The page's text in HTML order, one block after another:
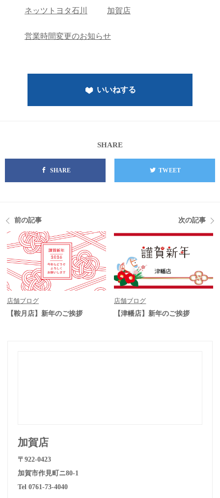
ネッツトヨタ石川 加賀店
営業時間変更のお知らせ
いいねする
SHARE
SHARE TWEET
前の記事
店舗ブログ
【鞍月店】新年のご挨拶
次の記事
店舗ブログ
【津幡店】新年のご挨拶
加賀店
〒922-0423
加賀市作見町ニ80-1
Tel 0761-73-4040